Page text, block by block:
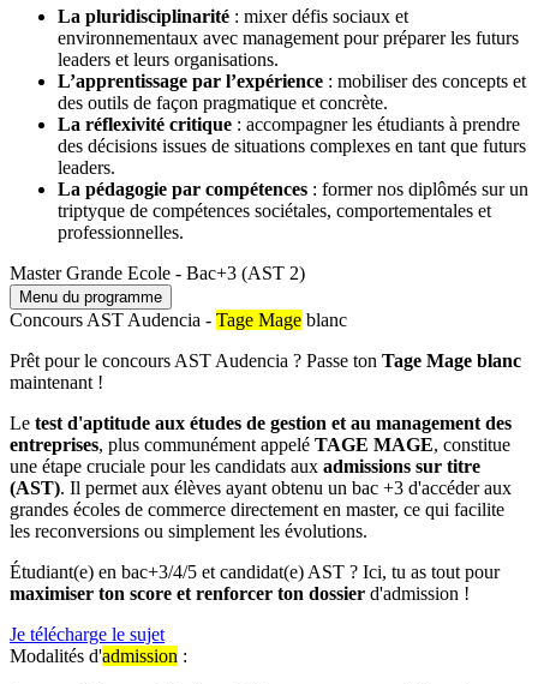
La pluridisciplinarité : mixer défis sociaux et
environnementaux avec management pour préparer les futurs
leaders et leurs organisations.
L’apprentissage par l’expérience : mobiliser des concepts et
des outils de façon pragmatique et concrète.
La réflexivité critique : accompagner les étudiants à prendre
des décisions issues de situations complexes en tant que futurs
leaders.
La pédagogie par compétences : former nos diplômés sur un
triptyque de compétences sociétales, comportementales et
professionnelles.
Master Grande Ecole - Bac+3 (AST 2)
Menu du programme
Concours AST Audencia - Tage Mage blanc
Prêt pour le concours AST Audencia ? Passe ton Tage Mage blanc
maintenant !
Le test d'aptitude aux études de gestion et au management des
entreprises, plus communément appelé TAGE MAGE, constitue
une étape cruciale pour les candidats aux admissions sur titre
(AST). Il permet aux élèves ayant obtenu un bac +3 d'accéder aux
grandes écoles de commerce directement en master, ce qui facilite
les reconversions ou simplement les évolutions.
Étudiant(e) en bac+3/4/5 et candidat(e) AST ? Ici, tu as tout pour
maximiser ton score et renforcer ton dossier d'admission !
Je télécharge le sujet
Modalités d'admission :